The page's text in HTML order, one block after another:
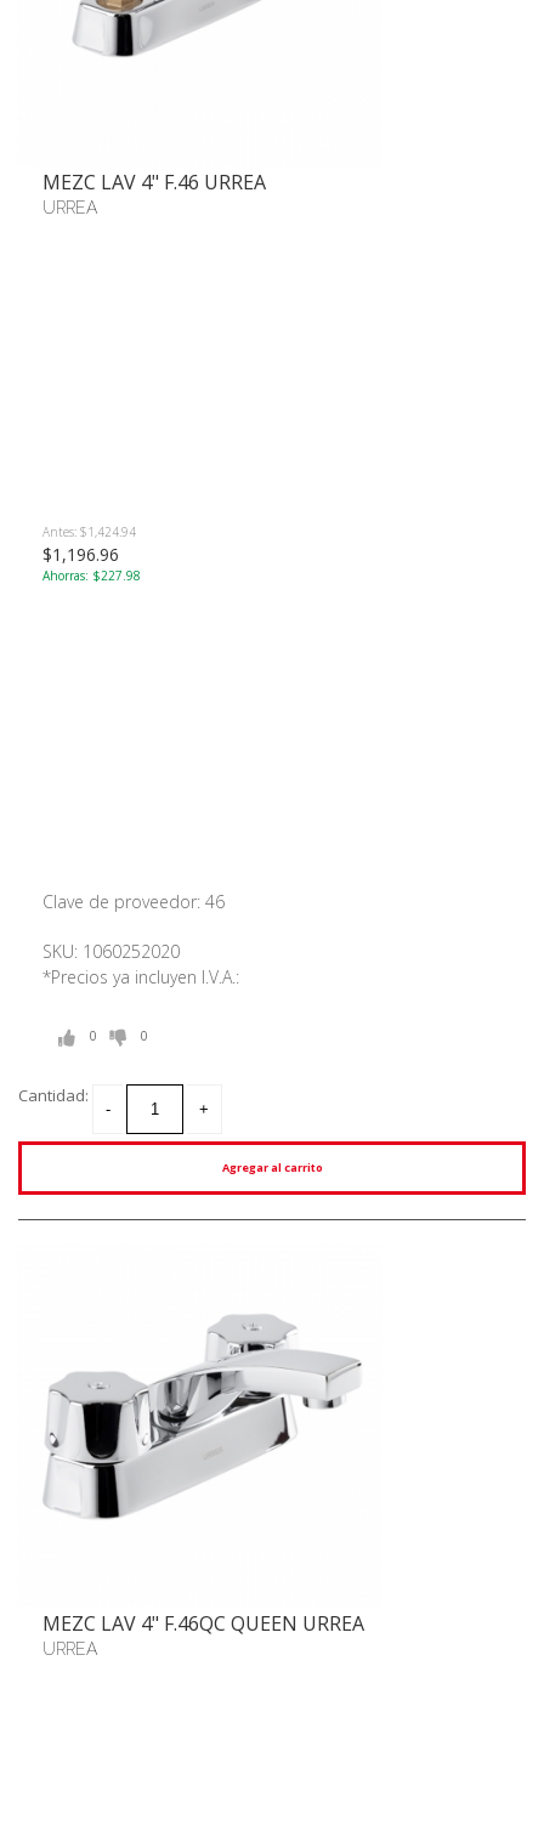
MEZC LAV 4" F.46 URREA
URREA
Antes: $1,424.94
$1,196.96
Ahorras: $227.98
Clave de proveedor: 46
SKU: 1060252020
*Precios ya incluyen I.V.A.:
0 0
Cantidad:
Agregar al carrito
MEZC LAV 4" F.46QC QUEEN URREA
URREA